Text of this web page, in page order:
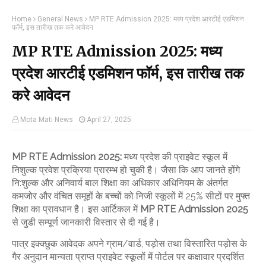
Home General News
MP RTE Admission 2025: मध्य प्रदेश आरटीई एडमिशन
फॉर्म, इस तारीख तक करे आवेदन
MP RTE Admission 2025: मध्य
प्रदेश आरटीई एडमिशन फॉर्म, इस तारीख तक
करे आवेदन
Mota Mati News April 27, 2025
MP RTE Admission 2025: मध्य प्रदेश की प्राइवेट स्कूल में
निशुल्क प्रवेश प्रक्रिया प्रारम्भ हो चुकी है। जैसा कि आप जानते होंगे
नि:शुल्क और अनिवार्य बाल शिक्षा का अधिकार अधिनियम के अंतर्गत
कमजोर और वंचित समूहों के बच्चों को निजी स्कूलों में 25% सीटों पर मुफ्त
शिक्षा का प्रावधान है। इस आर्टिकल में MP RTE Admission 2025
से जुडी सम्पूर्ण जानकारी विस्तार से दी गई है।
पात्र इक्क्छुक आवेदक अपने ग्राम/वार्ड, पड़ोस तथा विस्तारित पड़ोस के
गैर अनुदान मान्यता प्राप्त प्राइवेट स्कूलों में पोर्टल पर कक्षावार प्रदर्शित